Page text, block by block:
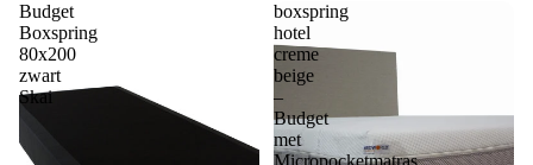
Budget
Boxspring
80x200
zwart
Skai
boxspring
hotel
creme
beige
–
Budget
met